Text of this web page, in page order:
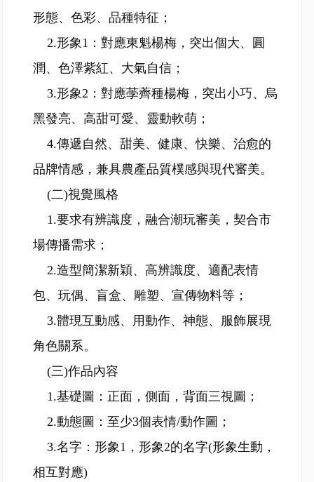
形態、色彩、品種特征；
2.形象1：對應東魁楊梅，突出個大、圓
潤、色澤紫紅、大氣自信；
3.形象2：對應荸薺種楊梅，突出小巧、烏
黑發亮、高甜可愛、靈動軟萌；
4.傳遞自然、甜美、健康、快樂、治愈的
品牌情感，兼具農產品質樸感與現代審美。
(二)視覺風格
1.要求有辨識度，融合潮玩審美，契合市
場傳播需求；
2.造型簡潔新穎、高辨識度、適配表情
包、玩偶、盲盒、雕塑、宣傳物料等；
3.體現互動感、用動作、神態、服飾展現
角色關系。
(三)作品內容
1.基礎圖：正面，側面，背面三視圖；
2.動態圖：至少3個表情/動作圖；
3.名字：形象1，形象2的名字(形象生動，
相互對應)